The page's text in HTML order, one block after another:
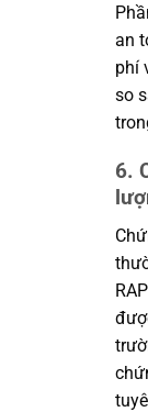
an
phí
so
6.